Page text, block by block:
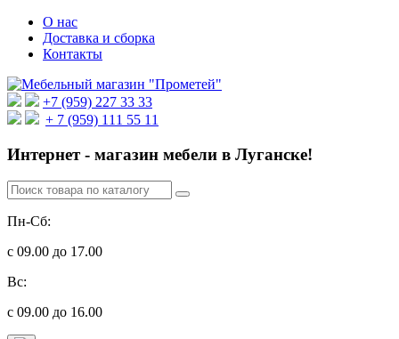
О нас
Доставка и сборка
Контакты
+7 (959) 227 33 33
+ 7 (959) 111 55 11
Интернет - магазин мебели в Луганске!
Пн-Сб:
с 09.00 до 17.00
Вс:
с 09.00 до 16.00